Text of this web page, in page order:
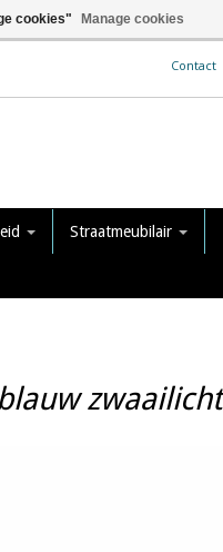
Contact
Straatmeubilair
zwaailicht
cookies" Manage cookies